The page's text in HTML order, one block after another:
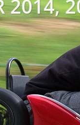
2014,